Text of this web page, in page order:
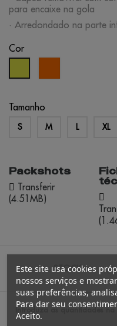
para encaixe na gola
· Arredondado na parte
Cor
fluo
Tamanho
S M L XL
Packshots
Transferir
(4.51MB)
STOCK
Introduza as quantidades
Este site usa cookies
nossos serviços e
suas preferências,
Para dar seu
Aceito.